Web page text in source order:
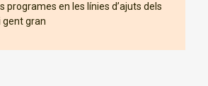
programes en les línies d’ajuts dels
gent gran